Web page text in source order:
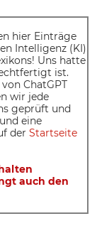
hier Einträge
Intelligenz (KI)
Uns hatte
ist.
ChatGPT
wir jede
geprüft und
eine
der Startseite
auch den